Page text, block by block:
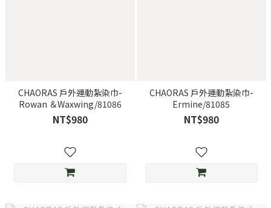
CHAORAS 戶外運動紮染巾-
Rowan ＆Waxwing/81086
NT$980
CHAORAS 戶外運動紮染巾-
Ermine/81085
NT$980